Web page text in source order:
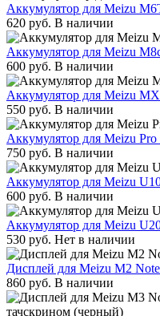
Аккумулятор для Meizu
620 руб. В наличии
Аккумулятор для Meizu
600 руб. В наличии
Аккумулятор для Meizu
550 руб. В наличии
Аккумулятор для Meizu
750 руб. В наличии
Аккумулятор для Meizu
600 руб. В наличии
Аккумулятор для Meizu
530 руб. Нет в наличии
Дисплей для Meizu M2
860 руб. В наличии